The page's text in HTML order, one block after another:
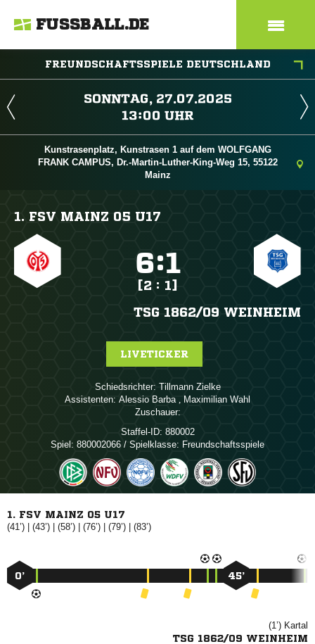
FUSSBALL.DE
FREUNDSCHAFTSSPIELE DEUTSCHLAND
 
 
Kunstrasenplatz, Kunstrasen 1 auf dem WOLFGANG
FRANK CAMPUS, Dr.-Martin-Luther-King-Weg 15, 55122
Mainz
1. FSV MAINZ 05 U17
:
[2 : 1]
TSG 1862/​09 WEINHEIM
LIVETICKER
Schiedsrichter:  
Assistenten:   ,  
Zuschauer:
Staffel-ID: 880002
Spiel: 880002066 / Spielklasse: Freundschaftsspiele
1. FSV MAINZ 05 U17
(41’) (43’) (58’) (76’) (79’) (83’)
0’ 45’
(1’) Kartal
TSG 1862/09 WEINHEIM